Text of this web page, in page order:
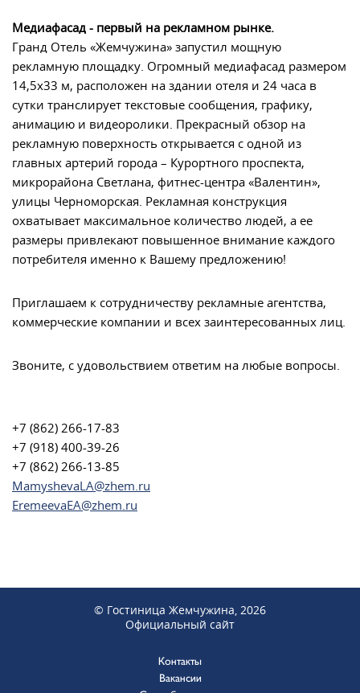
Медиафасад - первый на рекламном рынке.
Гранд Отель «Жемчужина» запустил мощную
рекламную площадку. Огромный медиафасад размером
14,5х33 м, расположен на здании отеля и 24 часа в
сутки транслирует текстовые сообщения, графику,
анимацию и видеоролики. Прекрасный обзор на
рекламную поверхность открывается с одной из
главных артерий города – Курортного проспекта,
микрорайона Светлана, фитнес-центра «Валентин»,
улицы Черноморская. Рекламная конструкция
охватывает максимальное количество людей, а ее
размеры привлекают повышенное внимание каждого
потребителя именно к Вашему предложению!
Приглашаем к сотрудничеству рекламные агентства,
коммерческие компании и всех заинтересованных лиц.
Звоните, с удовольствием ответим на любые вопросы.
+7 (862) 266-17-83
+7 (918) 400-39-26
+7 (862) 266-13-85
MamyshevaLA@zhem.ru
EremeevaEA@zhem.ru
© Гостиница Жемчужина, 2026
Официальный сайт
Контакты
Вакансии